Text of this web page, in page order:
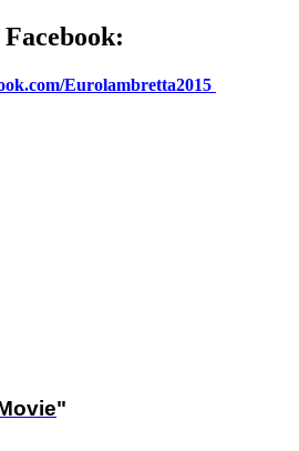
Facebook:
Eurolambretta2015
"